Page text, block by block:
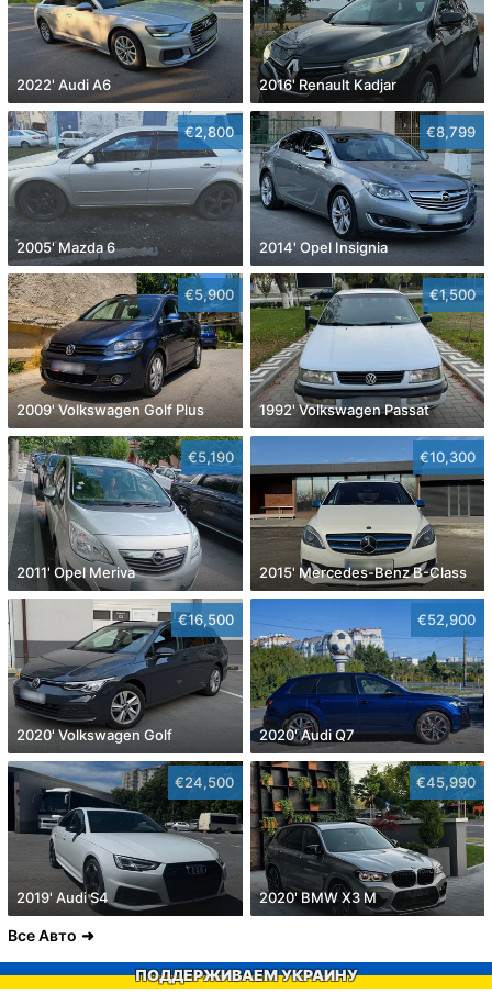
2022' Audi A6 2016' Renault Kadjar
€2,800
2005' Mazda 6
€8,799
2014' Opel Insignia
€5,900
2009' Volkswagen Golf Plus
€1,500
1992' Volkswagen Passat
€5,190
2011' Opel Meriva
€10,300
2015' Mercedes-Benz B-Class
€16,500
2020' Volkswagen Golf
€52,900
2020' Audi Q7
€24,500
2019' Audi S4
€45,990
2020' BMW X3 M
Все Авто
ПОДДЕРЖИВАЕМ УКРАИНУ